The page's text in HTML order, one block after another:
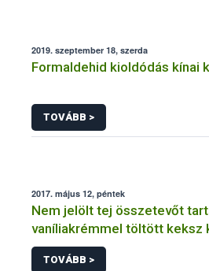
2019. szeptember 18, szerda
Formaldehid kioldódás kínai
TOVÁBB >
2017. május 12, péntek
Nem jelölt tej összetevőt
vaníliakrémmel töltött keksz
Magyarországon
TOVÁBB >